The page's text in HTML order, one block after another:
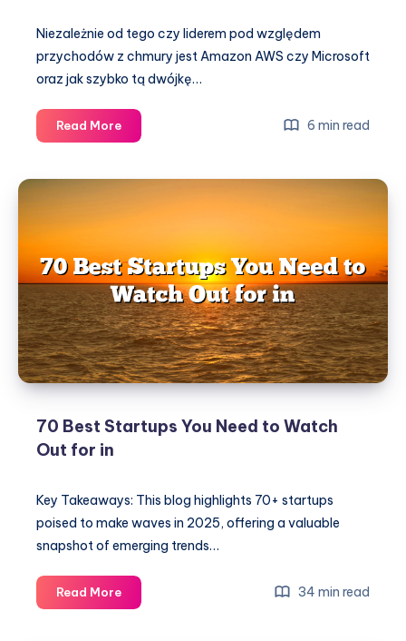
Niezależnie od tego czy liderem pod względem
przychodów z chmury jest Amazon AWS czy Microsoft
oraz jak szybko tą dwójkę…
Read MoreIle
zarabiają
kompetencji
przyszłości
6 min read
70 Best Startups You Need to Watch
Out for in
Key Takeaways: This blog highlights 70+ startups
poised to make waves in 2025, offering a valuable
snapshot of emerging trends…
Read More70
Best
34 min read